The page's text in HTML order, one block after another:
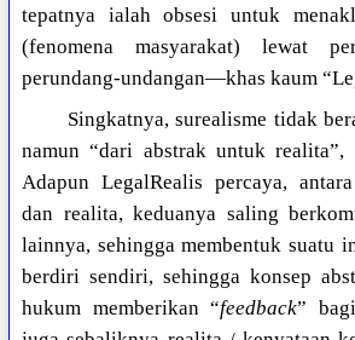
tepatnya ialah obsesi untuk
(fenomena masyarakat) lewat
perundang-undangan—khas kaum
Singkatnya, surealisme tidak
namun “dari abstrak untuk realita”,
Adapun LegalRealis percaya,
dan realita, keduanya saling
lainnya, sehingga membentuk suatu
berdiri sendiri, sehingga konsep
hukum memberikan “feedback”